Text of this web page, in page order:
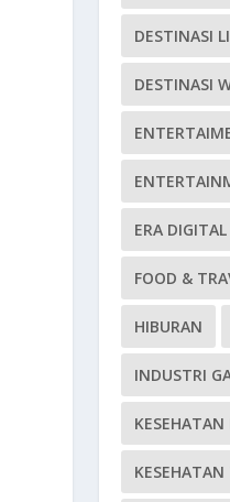
DESTINASI
DESTINASI
ERA DIGITAL
FOOD &
HIBURAN
INDUSTRI